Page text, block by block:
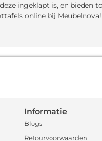
ingeklapt is, en bieden
online bij Meubelnova!
Informatie
Blogs
Retourvoorwaarden